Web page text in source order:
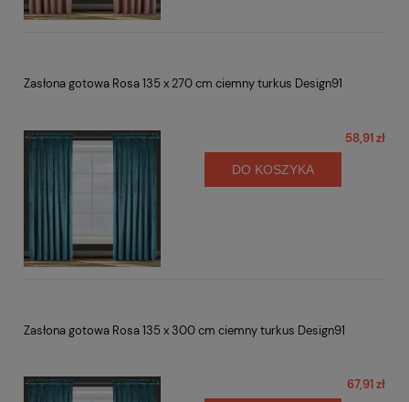
Zasłona gotowa Rosa 135 x 270 cm ciemny turkus Design91
58,91 zł
DO KOSZYKA
Zasłona gotowa Rosa 135 x 300 cm ciemny turkus Design91
67,91 zł